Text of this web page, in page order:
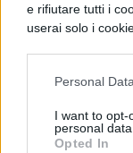
e rifiutare tutti i
userai solo i
Personal
I want to opt-
personal data.
Opted In
di Veronica